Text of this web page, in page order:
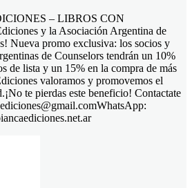
– LIBROS CON
y la Asociación Argentina de
Nueva promo exclusiva: los socios y
de Counselors tendrán un 10%
de lista y un 15% en la compra de más
valoramos y promovemos el
te pierdas este beneficio! Contactate